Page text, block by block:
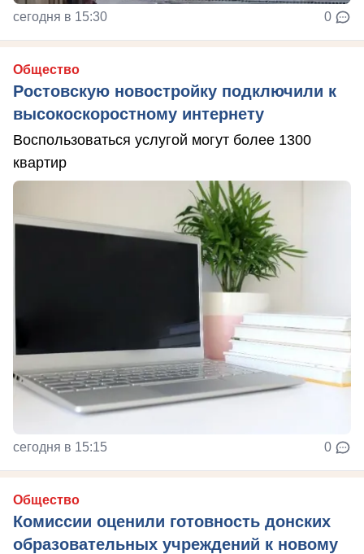
сегодня в 15:30 0
Общество
Ростовскую новостройку подключили к
высокоскоростному интернету
Воспользоваться услугой могут более 1300
квартир
сегодня в 15:15 0
Общество
Комиссии оценили готовность донских
образовательных учреждений к новому